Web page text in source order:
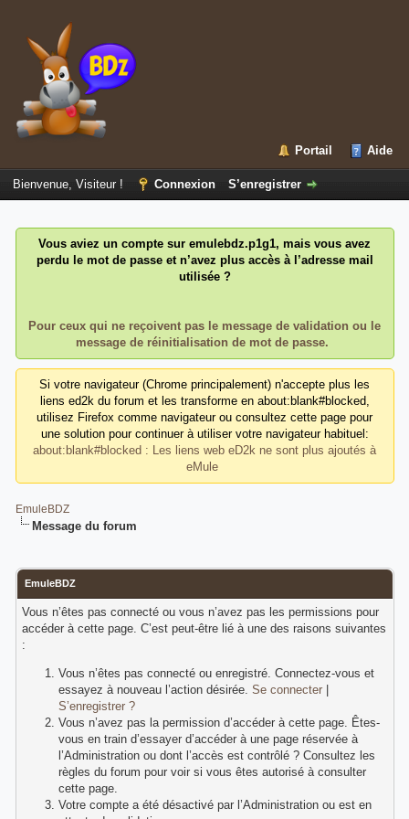
Portail Aide
Bienvenue, Visiteur ! Connexion S’enregistrer
Vous aviez un compte sur emulebdz.p1g1, mais vous avez
perdu le mot de passe et n’avez plus accès à l’adresse mail
utilisée ?
Pour ceux qui ne reçoivent pas le message de validation ou le
message de réinitialisation de mot de passe.
Si votre navigateur (Chrome principalement) n'accepte plus les
liens ed2k du forum et les transforme en about:blank#blocked,
utilisez Firefox comme navigateur ou consultez cette page pour
une solution pour continuer à utiliser votre navigateur habituel:
about:blank#blocked : Les liens web eD2k ne sont plus ajoutés à
eMule
EmuleBDZ
Message du forum
EmuleBDZ
Vous n’êtes pas connecté ou vous n’avez pas les permissions pour
accéder à cette page. C’est peut-être lié à une des raisons suivantes
:
Vous n’êtes pas connecté ou enregistré. Connectez-vous et
essayez à nouveau l’action désirée. Se connecter|
S’enregistrer ?
Vous n’avez pas la permission d’accéder à cette page. Êtes-
vous en train d’essayer d’accéder à une page réservée à
l’Administration ou dont l’accès est contrôlé ? Consultez les
règles du forum pour voir si vous êtes autorisé à consulter
cette page.
Votre compte a été désactivé par l’Administration ou est en